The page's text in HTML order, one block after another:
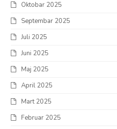
Oktobar 2025
Septembar 2025
Juli 2025
Juni 2025
Maj 2025
April 2025
Mart 2025
Februar 2025